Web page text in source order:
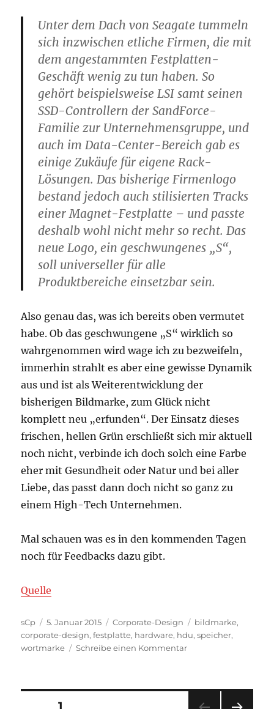
Unter dem Dach von Seagate tummeln
sich inzwischen etliche Firmen, die mit
dem angestammten Festplatten-
Geschäft wenig zu tun haben. So
gehört beispielsweise LSI samt seinen
SSD-Controllern der SandForce-
Familie zur Unternehmensgruppe, und
auch im Data-Center-Bereich gab es
einige Zukäufe für eigene Rack-
Lösungen. Das bisherige Firmenlogo
bestand jedoch auch stilisierten Tracks
einer Magnet-Festplatte – und passte
deshalb wohl nicht mehr so recht. Das
neue Logo, ein geschwungenes „S“,
soll universeller für alle
Produktbereiche einsetzbar sein.
Also genau das, was ich bereits oben vermutet
habe. Ob das geschwungene „S“ wirklich so
wahrgenommen wird wage ich zu bezweifeln,
immerhin strahlt es aber eine gewisse Dynamik
aus und ist als Weiterentwicklung der
bisherigen Bildmarke, zum Glück nicht
komplett neu „erfunden“. Der Einsatz dieses
frischen, hellen Grün erschließt sich mir aktuell
noch nicht, verbinde ich doch solch eine Farbe
eher mit Gesundheit oder Natur und bei aller
Liebe, das passt dann doch nicht so ganz zu
einem High-Tech Unternehmen.
Mal schauen was es in den kommenden Tagen
noch für Feedbacks dazu gibt.
Quelle
Autor
sCp
Veröffentlicht
am
5. Januar 2015 Kategorien
Corporate-Design Schlagwörter
bildmarke,
corporate-design,festplatte, hardware, hdu,speicher,
wortmarke
Schreibe einen Kommentarzu